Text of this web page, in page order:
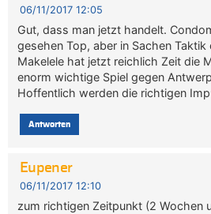
06/11/2017 12:05
Gut, dass man jetzt handelt.
gesehen Top, aber in Sachen
Makelele hat jetzt reichlich Zeit die
enorm wichtige Spiel gegen
Hoffentlich werden die richtigen
Antworten
Eupener
06/11/2017 12:10
zum richtigen Zeitpunkt (2 Wochen